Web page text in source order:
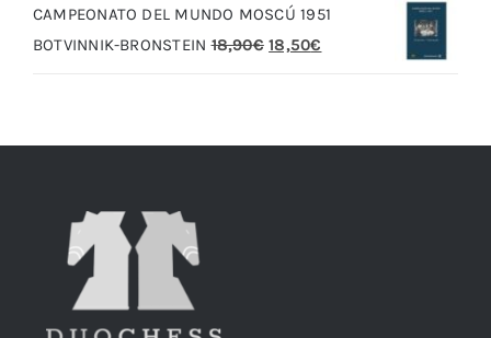
era:
20,00€.
CAMPEONATO DEL MUNDO MOSCÚ 1951
BOTVINNIK-BRONSTEIN 18,90€ El
18,50€